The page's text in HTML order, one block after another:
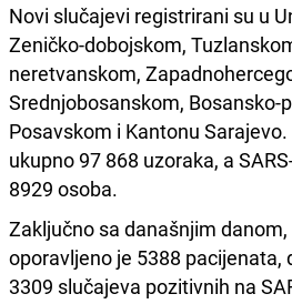
Novi slučajevi registrirani su u
Zeničko-dobojskom,
neretvanskom,
Srednjobosanskom, Bosansko-
Posavskom i Kantonu
ukupno 97 868 uzoraka, a
8929 osoba.
Zaključno sa današnjim danom,
oporavljeno je 5388
3309 slučajeva pozitivnih na